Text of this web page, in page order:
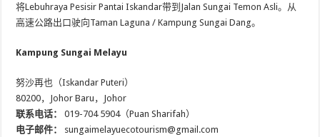
将Lebuhraya Pesisir Pantai Iskandar带到Jalan Sungai Temon Asli。从
高速公路出口驶向Taman Laguna / Kampung Sungai Dang。
Kampung Sungai Melayu
努沙再也（Iskandar Puteri）
80200，Johor Baru，Johor
联系电话：
019-704 5904（Puan Sharifah）
电子邮件：
sungaimelayuecotourism@gmail.com